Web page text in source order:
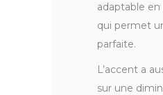
adaptable
qui permet
parfaite.
L’accent a
sur une